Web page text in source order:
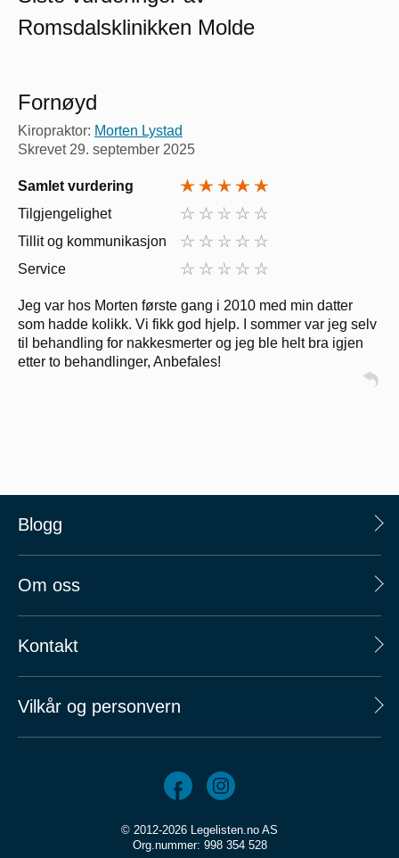
Romsdalsklinikken Molde
Fornøyd
Kiropraktor: Morten Lystad
Skrevet 29. september 2025
Samlet vurdering
Tilgjengelighet
Tillit og kommunikasjon
Service
Jeg var hos Morten første gang i 2010 med min datter
som hadde kolikk. Vi fikk god hjelp. I sommer var jeg selv
til behandling for nakkesmerter og jeg ble helt bra igjen
etter to behandlinger, Anbefales!
Blogg
Om oss
Kontakt
Vilkår og personvern
© 2012-2026 Legelisten.no AS
Org.nummer: 998 354 528